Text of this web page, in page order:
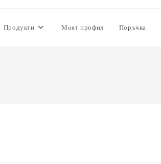
Продукти Моят профил Поръчка